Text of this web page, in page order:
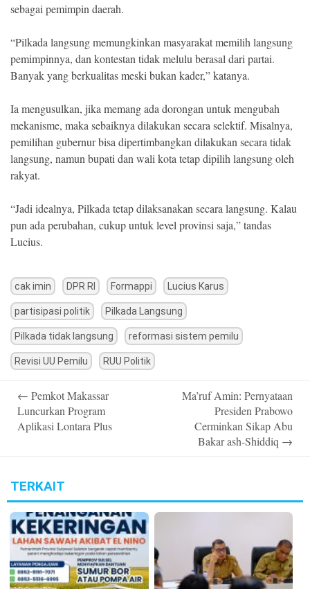
sebagai pemimpin daerah.
“Pilkada langsung memungkinkan masyarakat memilih langsung
pemimpinnya, dan kontestan tidak melulu berasal dari partai.
Banyak yang berkualitas meski bukan kader,” katanya.
Ia mengusulkan, jika memang ada dorongan untuk mengubah
mekanisme, maka sebaiknya dilakukan secara selektif. Misalnya,
pemilihan gubernur bisa dipertimbangkan dilakukan secara tidak
langsung, namun bupati dan wali kota tetap dipilih langsung oleh
rakyat.
“Jadi idealnya, Pilkada tetap dilaksanakan secara langsung. Kalau
pun ada perubahan, cukup untuk level provinsi saja,” tandas
Lucius.
cak imin DPR RI Formappi Lucius Karus
partisipasi politik Pilkada Langsung
Pilkada tidak langsung reformasi sistem pemilu
Revisi UU Pemilu RUU Politik
navigation
← Pemkot Makassar
Luncurkan Program
Aplikasi Lontara Plus
Ma’ruf Amin: Pernyataan
Presiden Prabowo
Cerminkan Sikap Abu
Bakar ash-Shiddiq →
TERKAIT